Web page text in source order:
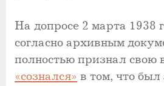
На допросе 2 марта 1938
согласно архивным
полностью признал свою
«сознался» в том, что